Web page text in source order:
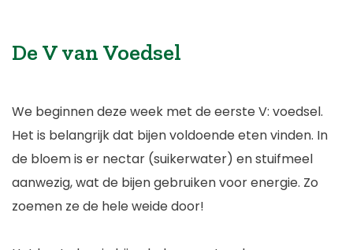
De V van Voedsel
We beginnen deze week met de eerste V: voedsel.
Het is belangrijk dat bijen voldoende eten vinden. In
de bloem is er nectar (suikerwater) en stuifmeel
aanwezig, wat de bijen gebruiken voor energie. Zo
zoemen ze de hele weide door!